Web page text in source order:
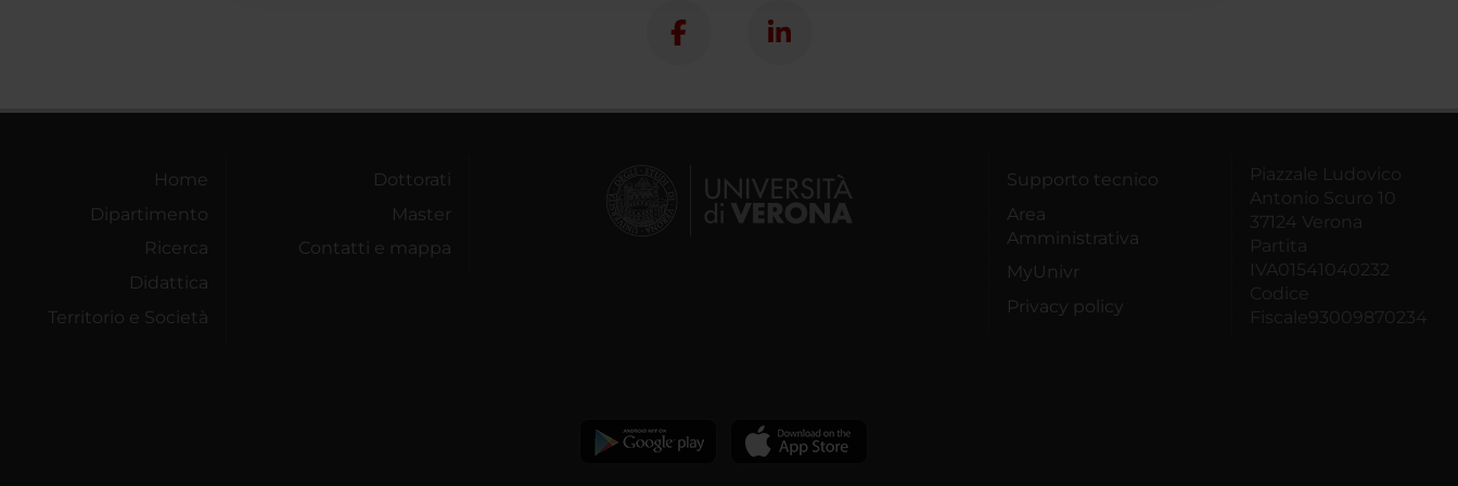
Home
Dipartimento
Ricerca
Didattica
Territorio e Società
Dottorati
Master
Contatti e mappa
Supporto tecnico
Area
Amministrativa
MyUnivr
Privacy policy
Piazzale Ludovico
Antonio Scuro 10
37124 Verona
Partita
IVA01541040232
Codice
Fiscale93009870234